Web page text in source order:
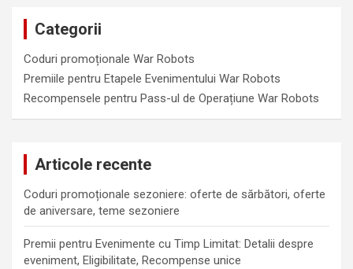
Categorii
Coduri promoționale War Robots
Premiile pentru Etapele Evenimentului War Robots
Recompensele pentru Pass-ul de Operațiune War Robots
Articole recente
Coduri promoționale sezoniere: oferte de sărbători, oferte
de aniversare, teme sezoniere
Premii pentru Evenimente cu Timp Limitat: Detalii despre
eveniment, Eligibilitate, Recompense unice